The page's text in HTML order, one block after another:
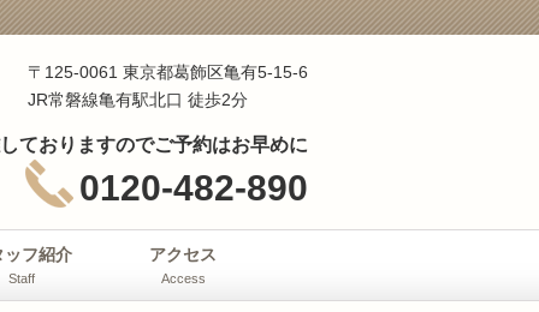
〒125-0061 東京都葛飾区亀有5-15-6
JR常磐線亀有駅北口 徒歩2分
ておりますのでご予約はお早めに
0120-482-890
ッフ紹介
Staff
アクセス
Access